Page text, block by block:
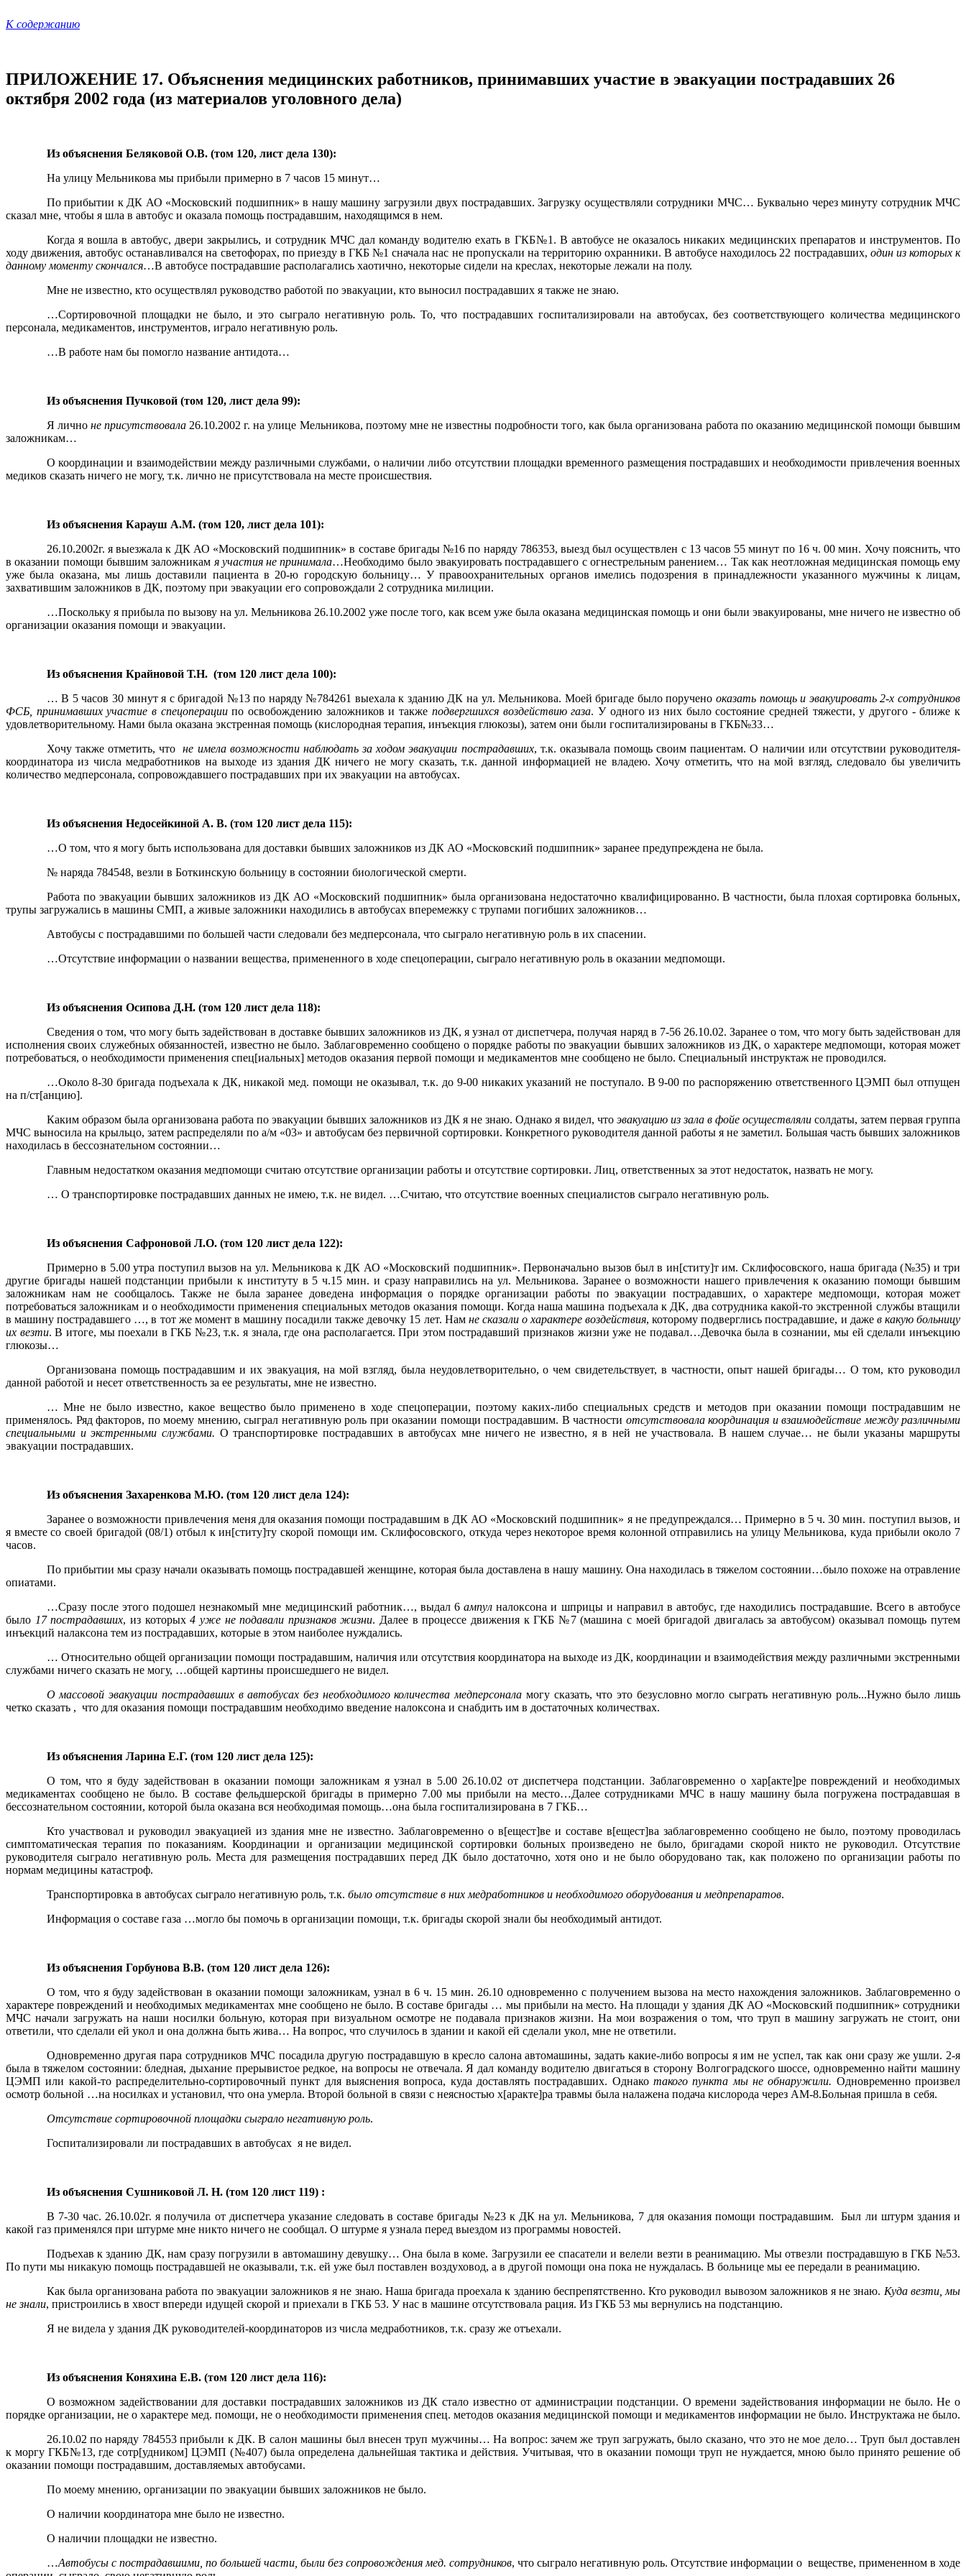
К содержанию
ПРИЛОЖЕНИЕ 17. Объяснения медицинских работников, принимавших участие в эвакуации пострадавших 26
октября 2002 года (из материалов уголовного дела)
Из объяснения Беляковой О.В. (том 120, лист дела 130):
На улицу Мельникова мы прибыли примерно в 7 часов 15 минут…
По прибытии к ДК АО «Московский подшипник» в нашу машину загрузили двух пострадавших. Загрузку осуществляли сотрудники МЧС… Буквально через минуту сотрудник МЧС
сказал мне, чтобы я шла в автобус и оказала помощь пострадавшим, находящимся в нем.
Когда я вошла в автобус, двери закрылись, и сотрудник МЧС дал команду водителю ехать в ГКБ№1. В автобусе не оказалось никаких медицинских препаратов и инструментов. По
ходу движения, автобус останавливался на светофорах, по приезду в ГКБ №1 сначала нас не пропускали на территорию охранники. В автобусе находилось 22 пострадавших, один из которых к
данному моменту скончался…В автобусе пострадавшие располагались хаотично, некоторые сидели на креслах, некоторые лежали на полу.
Мне не известно, кто осуществлял руководство работой по эвакуации, кто выносил пострадавших я также не знаю.
…Сортировочной площадки не было, и это сыграло негативную роль. То, что пострадавших госпитализировали на автобусах, без соответствующего количества медицинского
персонала, медикаментов, инструментов, играло негативную роль.
…В работе нам бы помогло название антидота…
Из объяснения Пучковой (том 120, лист дела 99):
Я лично не присутствовала 26.10.2002 г. на улице Мельникова, поэтому мне не известны подробности того, как была организована работа по оказанию медицинской помощи бывшим
заложникам…
О координации и взаимодействии между различными службами, о наличии либо отсутствии площадки временного размещения пострадавших и необходимости привлечения военных
медиков сказать ничего не могу, т.к. лично не присутствовала на месте происшествия.
Из объяснения Карауш А.М. (том 120, лист дела 101):
26.10.2002г. я выезжала к ДК АО «Московский подшипник» в составе бригады №16 по наряду 786353, выезд был осуществлен с 13 часов 55 минут по 16 ч. 00 мин. Хочу пояснить, что
в оказании помощи бывшим заложникам я участия не принимала…Необходимо было эвакуировать пострадавшего с огнестрельным ранением… Так как неотложная медицинская помощь ему
уже была оказана, мы лишь доставили пациента в 20-ю городскую больницу… У правоохранительных органов имелись подозрения в принадлежности указанного мужчины к лицам,
захватившим заложников в ДК, поэтому при эвакуации его сопровождали 2 сотрудника милиции.
…Поскольку я прибыла по вызову на ул. Мельникова 26.10.2002 уже после того, как всем уже была оказана медицинская помощь и они были эвакуированы, мне ничего не известно об
организации оказания помощи и эвакуации.
Из объяснения Крайновой Т.Н. (том 120 лист дела 100):
… В 5 часов 30 минут я с бригадой №13 по наряду №784261 выехала к зданию ДК на ул. Мельникова. Моей бригаде было порученооказать помощь и эвакуировать 2-х сотрудников
ФСБ, принимавших участие в спецоперациипо освобождению заложников и также подвергшихся воздействию газа. У одного из них было состояние средней тяжести, у другого - ближе к
удовлетворительному. Нами была оказана экстренная помощь (кислородная терапия, инъекция глюкозы), затем они были госпитализированы в ГКБ№33…
Хочу также отметить, что
не имела возможности наблюдать за ходом эвакуации пострадавших, т.к. оказывала помощь своим пациентам. О наличии или отсутствии руководителя-
координатора из числа медработников на выходе из здания ДК ничего не могу сказать, т.к. данной информацией не владею. Хочу отметить, что на мой взгляд, следовало бы увеличить
количество медперсонала, сопровождавшего пострадавших при их эвакуации на автобусах.
Из объяснения Недосейкиной А. В. (том 120 лист дела 115):
…О том, что я могу быть использована для доставки бывших заложников из ДК АО «Московский подшипник» заранее предупреждена не была.
№ наряда 784548, везли в Боткинскую больницу в состоянии биологической смерти.
Работа по эвакуации бывших заложников из ДК АО «Московский подшипник» была организована недостаточно квалифицированно. В частности, была плохая сортировка больных,
трупы загружались в машины СМП, а живые заложники находились в автобусах вперемежку с трупами погибших заложников…
Автобусы с пострадавшими по большей части следовали без медперсонала, что сыграло негативную роль в их спасении.
…Отсутствие информации о названии вещества, примененного в ходе спецоперации, сыграло негативную роль в оказании медпомощи.
Из объяснения Осипова Д.Н. (том 120 лист дела 118):
Сведения о том, что могу быть задействован в доставке бывших заложников из ДК, я узнал от диспетчера, получая наряд в 7-56 26.10.02. Заранее о том, что могу быть задействован для
исполнения своих служебных обязанностей, известно не было. Заблаговременно сообщено о порядке работы по эвакуации бывших заложников из ДК, о характере медпомощи, которая может
потребоваться, о необходимости применения спец[иальных] методов оказания первой помощи и медикаментов мне сообщено не было. Специальный инструктаж не проводился.
…Около 8-30 бригада подъехала к ДК, никакой мед. помощи не оказывал, т.к. до 9-00 никаких указаний не поступало. В 9-00 по распоряжению ответственного ЦЭМП был отпущен
на п/ст[анцию].
Каким образом была организована работа по эвакуации бывших заложников из ДК я не знаю. Однако я видел, что эвакуацию из зала в фойе осуществлялисолдаты, затем первая группа
МЧС выносила на крыльцо, затем распределяли по а/м «03» и автобусам без первичной сортировки. Конкретного руководителя данной работы я не заметил. Большая часть бывших заложников
находилась в бессознательном состоянии…
Главным недостатком оказания медпомощи считаю отсутствие организации работы и отсутствие сортировки. Лиц, ответственных за этот недостаток, назвать не могу.
… О транспортировке пострадавших данных не имею, т.к. не видел. …Считаю, что отсутствие военных специалистов сыграло негативную роль.
Из объяснения Сафроновой Л.О. (том 120 лист дела 122):
Примерно в 5.00 утра поступил вызов на ул. Мельникова к ДК АО «Московский подшипник». Первоначально вызов был в ин[ститу]т им. Склифосовского, наша бригада (№35) и три
другие бригады нашей подстанции прибыли к институту в 5 ч.15 мин. и сразу направились на ул. Мельникова. Заранее о возможности нашего привлечения к оказанию помощи бывшим
заложникам нам не сообщалось. Также не была заранее доведена информация о порядке организации работы по эвакуации пострадавших, о характере медпомощи, которая может
потребоваться заложникам и о необходимости применения специальных методов оказания помощи. Когда наша машина подъехала к ДК, два сотрудника какой-то экстренной службы втащили
в машину пострадавшего …, в тот же момент в машину посадили также девочку 15 лет. Нам не сказали о характере воздействия, которому подверглись пострадавшие, и даже в какую больницу
их везти. В итоге, мы поехали в ГКБ №23, т.к. я знала, где она располагается. При этом пострадавший признаков жизни уже не подавал…Девочка была в сознании, мы ей сделали инъекцию
глюкозы…
Организована помощь пострадавшим и их эвакуация, на мой взгляд, была неудовлетворительно, о чем свидетельствует, в частности, опыт нашей бригады… О том, кто руководил
данной работой и несет ответственность за ее результаты, мне не известно.
… Мне не было известно, какое вещество было применено в ходе спецоперации, поэтому каких-либо специальных средств и методов при оказании помощи пострадавшим не
применялось. Ряд факторов, по моему мнению, сыграл негативную роль при оказании помощи пострадавшим. В частности отсутствовала координация и взаимодействие между различными
специальными и экстренными службами. О транспортировке пострадавших в автобусах мне ничего не известно, я в ней не участвовала. В нашем случае… не были указаны маршруты
эвакуации пострадавших.
Из объяснения Захаренкова М.Ю. (том 120 лист дела 124):
Заранее о возможности привлечения меня для оказания помощи пострадавшим в ДК АО «Московский подшипник» я не предупреждался… Примерно в 5 ч. 30 мин. поступил вызов, и
я вместе со своей бригадой (08/1) отбыл к ин[ститу]ту скорой помощи им. Склифосовского, откуда через некоторое время колонной отправились на улицу Мельникова, куда прибыли около 7
часов.
По прибытии мы сразу начали оказывать помощь пострадавшей женщине, которая была доставлена в нашу машину. Она находилась в тяжелом состоянии…было похоже на отравление
опиатами.
…Сразу после этого подошел незнакомый мне медицинский работник…, выдал 6 ампул налоксона и шприцы и направил в автобус, где находились пострадавшие. Всего в автобусе
было 17 пострадавших, из которых4 уже не подавали признаков жизни. Далее в процессе движения к ГКБ №7 (машина с моей бригадой двигалась за автобусом) оказывал помощь путем
инъекций налаксона тем из пострадавших, которые в этом наиболее нуждались.
… Относительно общей организации помощи пострадавшим, наличия или отсутствия координатора на выходе из ДК, координации и взаимодействия между различными экстренными
службами ничего сказать не могу, …общей картины происшедшего не видел.
О массовой эвакуации пострадавших в автобусах без необходимого количества медперсонала могу сказать, что это безусловно могло сыграть негативную роль...Нужно было лишь
четко сказать , что для оказания помощи пострадавшим необходимо введение налоксона и снабдить им в достаточных количествах.
Из объяснения Ларина Е.Г. (том 120 лист дела 125):
О том, что я буду задействован в оказании помощи заложникам я узнал в 5.00 26.10.02 от диспетчера подстанции. Заблаговременно о хар[акте]ре повреждений и необходимых
медикаментах сообщено не было. В составе фельдшерской бригады в примерно 7.00 мы прибыли на место…Далее сотрудниками МЧС в нашу машину была погружена пострадавшая в
бессознательном состоянии, которой была оказана вся необходимая помощь…она была госпитализирована в 7 ГКБ…
Кто участвовал и руководил эвакуацией из здания мне не известно. Заблаговременно о в[ещест]ве и составе в[ещест]ва заблаговременно сообщено не было, поэтому проводилась
симптоматическая терапия по показаниям. Координации и организации медицинской сортировки больных произведено не было, бригадами скорой никто не руководил. Отсутствие
руководителя сыграло негативную роль. Места для размещения пострадавших перед ДК было достаточно, хотя оно и не было оборудовано так, как положено по организации работы по
нормам медицины катастроф.
Транспортировка в автобусах сыграло негативную роль, т.к. было отсутствие в них медработников и необходимого оборудования и медпрепаратов.
Информация о составе газа …могло бы помочь в организации помощи, т.к. бригады скорой знали бы необходимый антидот.
Из объяснения Горбунова В.В. (том 120 лист дела 126):
О том, что я буду задействован в оказании помощи заложникам, узнал в 6 ч. 15 мин. 26.10 одновременно с получением вызова на место нахождения заложников. Заблаговременно о
характере повреждений и необходимых медикаментах мне сообщено не было. В составе бригады … мы прибыли на место. На площади у здания ДК АО «Московский подшипник» сотрудники
МЧС начали загружать на наши носилки больную, которая при визуальном осмотре не подавала признаков жизни. На мои возражения о том, что труп в машину загружать не стоит, они
ответили, что сделали ей укол и она должна быть жива… На вопрос, что случилось в здании и какой ей сделали укол, мне не ответили.
Одновременно другая пара сотрудников МЧС посадила другую пострадавшую в кресло салона автомашины, задать какие-либо вопросы я им не успел, так как они сразу же ушли. 2-я
была в тяжелом состоянии: бледная, дыхание прерывистое редкое, на вопросы не отвечала. Я дал команду водителю двигаться в сторону Волгоградского шоссе, одновременно найти машину
ЦЭМП или какой-то распределительно-сортировочный пункт для выяснения вопроса, куда доставлять пострадавших. Однако такого пункта мы не обнаружили. Одновременно произвел
осмотр больной …на носилках и установил, что она умерла. Второй больной в связи с неясностью х[аракте]ра травмы была налажена подача кислорода через АМ-8.Больная пришла в себя.
Отсутствие сортировочной площадки сыграло негативную роль.
Госпитализировали ли пострадавших в автобусах я не видел.
Из объяснения Сушниковой Л. Н. (том 120 лист 119) :
В 7-30 час. 26.10.02г. я получила от диспетчера указание следовать в составе бригады №23 к ДК на ул. Мельникова, 7 для оказания помощи пострадавшим.
Был ли штурм здания и
какой газ применялся при штурме мне никто ничего не сообщал. О штурме я узнала перед выездом из программы новостей.
Подъехав к зданию ДК, нам сразу погрузили в автомашину девушку… Она была в коме. Загрузили ее спасатели и велели везти в реанимацию. Мы отвезли пострадавшую в ГКБ №53.
По пути мы никакую помощь пострадавшей не оказывали, т.к. ей уже был поставлен воздуховод, а в другой помощи она пока не нуждалась. В больнице мы ее передали в реанимацию.
Как была организована работа по эвакуации заложников я не знаю. Наша бригада проехала к зданию беспрепятственно. Кто руководил вывозом заложников я не знаю. Куда везти, мы
не знали, пристроились в хвост впереди идущей скорой и приехали в ГКБ 53. У нас в машине отсутствовала рация. Из ГКБ 53 мы вернулись на подстанцию.
Я не видела у здания ДК руководителей-координаторов из числа медработников, т.к. сразу же отъехали.
Из объяснения Коняхина Е.В. (том 120 лист дела 116):
О возможном задействовании для доставки пострадавших заложников из ДК стало известно от администрации подстанции. О времени задействования информации не было. Не о
порядке организации, не о характере мед. помощи, не о необходимости применения спец. методов оказания медицинской помощи и медикаментов информации не было. Инструктажа не было.
26.10.02 по наряду 784553 прибыли к ДК. В салон машины был внесен труп мужчины… На вопрос: зачем же труп загружать, было сказано, что это не мое дело… Труп был доставлен
к моргу ГКБ№13, где сотр[удником] ЦЭМП (№407) была определена дальнейшая тактика и действия. Учитывая, что в оказании помощи труп не нуждается, мною было принято решение об
оказании помощи пострадавшим, доставляемых автобусами.
По моему мнению, организации по эвакуации бывших заложников не было.
О наличии координатора мне было не известно.
О наличии площадки не известно.
…Автобусы с пострадавшими, по большей части, были без сопровождения мед. сотрудников, что сыграло негативную роль. Отсутствие информации о веществе, примененном в ходе